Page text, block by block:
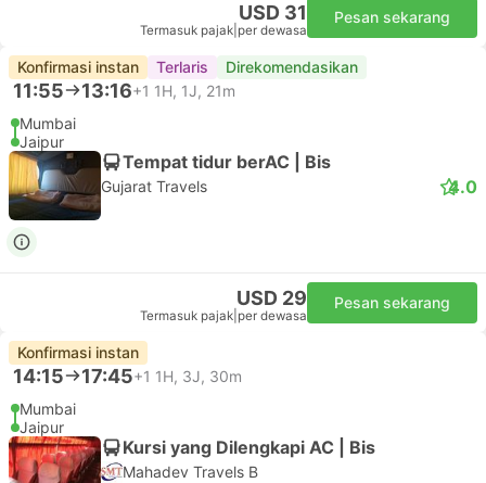
USD 31
Termasuk pajak per dewasa
Pesan sekarang
Konfirmasi instan Terlaris Direkomendasikan
11:55 13:16+1 1H, 1J, 21m
Mumbai
Jaipur
Tempat tidur berAC | Bis
Gujarat Travels 4.0
USD 29
Termasuk pajak per dewasa
Pesan sekarang
Konfirmasi instan
14:15 17:45+1 1H, 3J, 30m
Mumbai
Jaipur
Kursi yang Dilengkapi AC | Bis
Mahadev Travels B